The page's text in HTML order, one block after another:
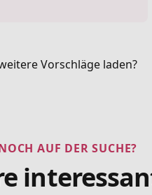
Vorschläge laden?
AUF DER SUCHE?